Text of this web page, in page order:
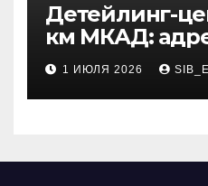
Детейлинг-
км МКАД:
1 ИЮЛЯ 2026